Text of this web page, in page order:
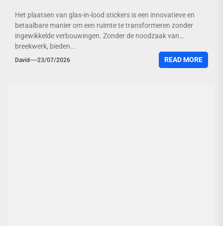
Het plaatsen van glas-in-lood stickers is een innovatieve en
betaalbare manier om een ruimte te transformeren zonder
ingewikkelde verbouwingen. Zonder de noodzaak van
breekwerk, bieden...
David 23/07/2026 READ MORE